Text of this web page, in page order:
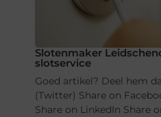
Slotenmaker
slotservice
Goed artikel? Deel hem
(Twitter) Share on
Share on LinkedIn Share